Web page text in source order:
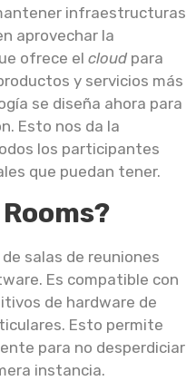
infraestructuras
aprovechar la
ofrece el cloud para
y servicios más
se diseña ahora para
Esto nos da la
los participantes
que puedan tener.
salas de reuniones
Es compatible con
de hardware de
Esto permite
para no desperdiciar
instancia.